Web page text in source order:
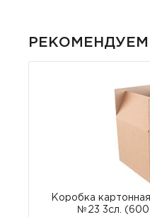
РЕКОМЕНДУЕМ
Коробка
№23 3сл.